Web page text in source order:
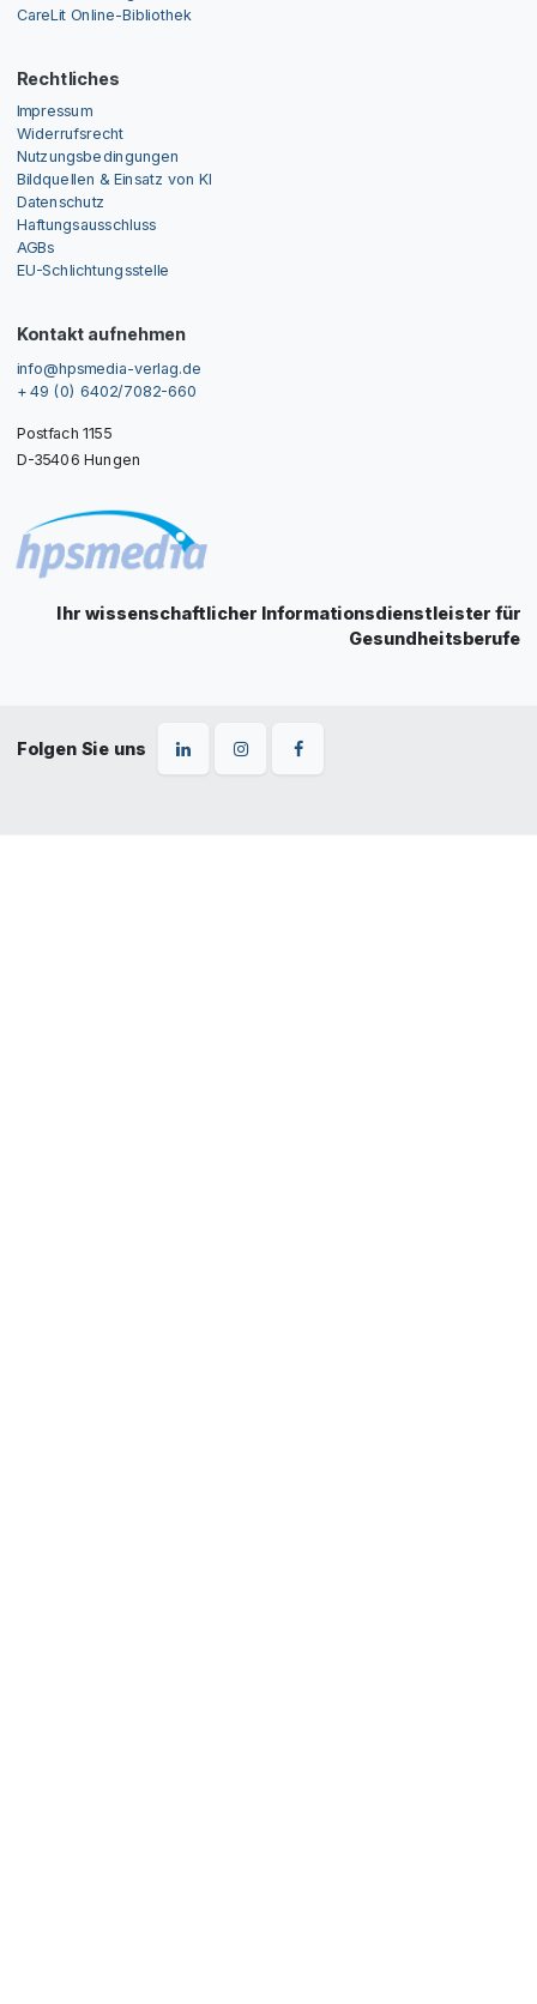
CareLit Online-Bibliothek
Rechtliches
Impressum
Widerrufsrecht
Nutzungsbedingungen
Bildquellen & Einsatz von KI
Datenschutz
Haftungsausschluss
AGBs
EU-Schlichtungsstelle
Kontakt aufnehmen
info@hpsmedia-verlag.de
+ 49 (0) 6402/7082-660
Postfach 1155
D-35406 Hungen
Ihr wissenschaftlicher Informationsdienstleister für
Gesundheitsberufe
Folgen Sie uns